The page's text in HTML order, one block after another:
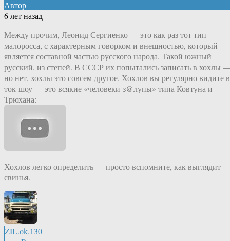
Автор
6 лет назад
Между прочим, Леонид Сергиенко — это как раз тот тип
малоросса, с характерным говорком и внешностью, который
является составной частью русского народа. Такой южный
русский, из степей. В СССР их попытались записать в хохлы
но нет, хохлы это совсем другое. Хохлов вы регулярно видите в
ток-шоу — это всякие «человеки-з@лупы» типа Ковтуна и
Трюхана:
Хохлов легко определить — просто вспомните, как выглядит
свинья.
ZIL.ok.130